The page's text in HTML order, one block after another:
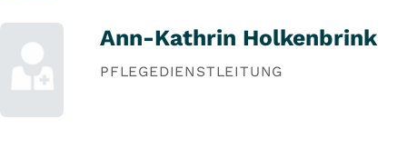
Ann-Kathrin Holkenbrink
PFLEGEDIENSTLEITUNG